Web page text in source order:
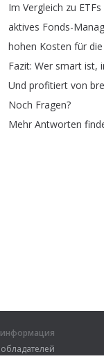
Im Vergleich zu ETFs
aktives Fonds-
hohen Kosten für die
Fazit: Wer smart ist,
Und profitiert von
Noch Fragen?
Mehr Antworten
информация